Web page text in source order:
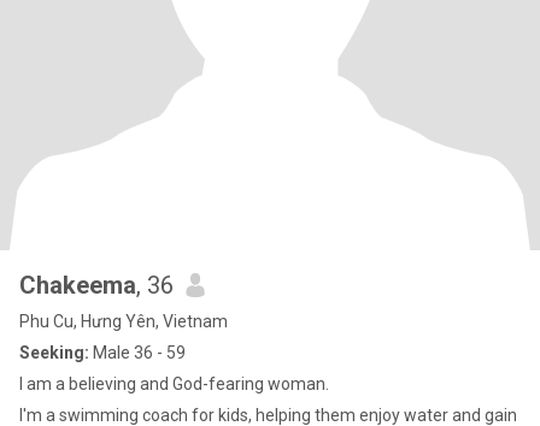
Chakeema, 36
Phu Cu, Hưng Yên, Vietnam
Seeking: Male 36 - 59
I am a believing and God-fearing woman.
I'm a swimming coach for kids, helping them enjoy water and gain